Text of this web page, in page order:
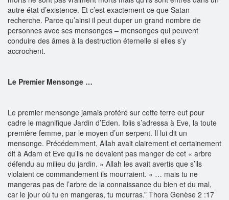
autre état d’existence. Et c’est exactement ce que Satan
recherche. Parce qu’ainsi il peut duper un grand nombre de
personnes avec ses mensonges – mensonges qui peuvent
conduire des âmes à la destruction éternelle si elles s’y
accrochent.
Le Premier Mensonge …
Le premier mensonge jamais proféré sur cette terre eut pour
cadre le magnifique Jardin d’Eden. Iblis s’adressa à Eve, la toute
première femme, par le moyen d’un serpent. Il lui dit un
mensonge. Précédemment, Allah avait clairement et certainement
dit à Adam et Eve qu’ils ne devaient pas manger de cet « arbre
défendu au milieu du jardin. » Allah les avait avertis que s’ils
violaient ce commandement ils mourraient. « … mais tu ne
mangeras pas de l’arbre de la connaissance du bien et du mal,
car le jour où tu en mangeras, tu mourras.” Thora Genèse 2 :17